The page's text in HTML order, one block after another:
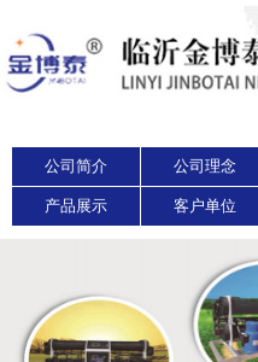
公司简介 公司理念
产品展示 客户单位